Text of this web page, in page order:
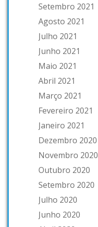
Setembro 2021
Agosto 2021
Julho 2021
Junho 2021
Maio 2021
Abril 2021
Março 2021
Fevereiro 2021
Janeiro 2021
Dezembro 2020
Novembro 2020
Outubro 2020
Setembro 2020
Julho 2020
Junho 2020